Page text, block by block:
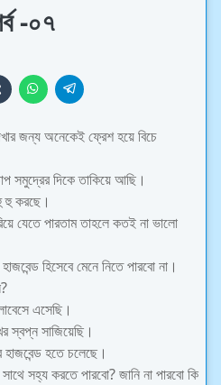
-০৭
জন্য অনেকেই ফ্রেশ হয়ে বিচে
সমুদ্রের দিকে তাকিয়ে আছি।
হু করছে।
যেতে পারতাম তাহলে কতই না ভালো
হিসেবে মেনে নিতে পারবো না।
এসেছি।
স্বপ্ন সাজিয়েছি।
হতে চলেছে।
সহ্য করতে পারবো? জানি না পারবো কি